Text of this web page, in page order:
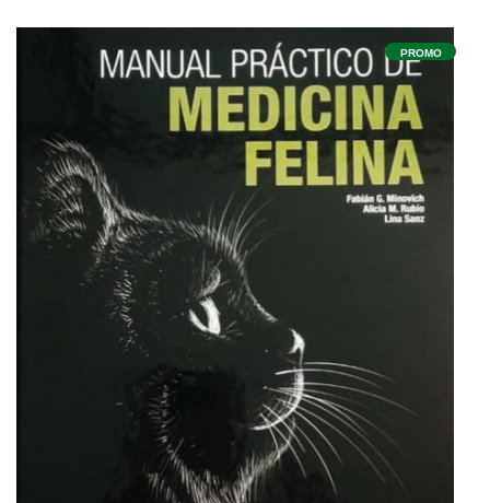
PROMO